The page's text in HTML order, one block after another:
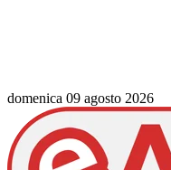
domenica 09 agosto 2026